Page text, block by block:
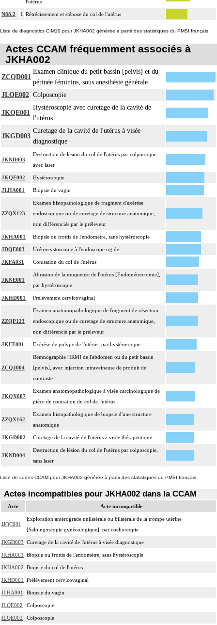
l'utérus
N88.2 1 Rétrécissement et sténose du col de l'utérus
Liste de diagnostics CIM10 pour JKHA002 générée à partir des statistiques du PMSI français
Actes CCAM fréquemment associés à
JKHA002
ZCQD001
Examen clinique du petit bassin [pelvis] et du
périnée féminins, sous anesthésie générale
JLQE002 Colposcopie
JKQE001
Hystéroscopie avec curetage de la cavité de
l'utérus
JKGD003
Curetage de la cavité de l'utérus à visée
diagnostique
JKND003
Destruction de lésion du col de l'utérus par colposcopie,
avec laser
JKQE002 Hystéroscopie
JLHA001 Biopsie du vagin
ZZQX123
Examen histopathologique de fragment d'exérèse
endoscopique ou de curetage de structure anatomique,
non différenciés par le préleveur
JKHA001 Biopsie ou frottis de l'endomètre, sans hystéroscopie
JDQE003 Urétrocystoscopie à l'endoscope rigide
JKFA031 Conisation du col de l'utérus
JKNE001
Abrasion de la muqueuse de l'utérus [Endométrectomie],
par hystéroscopie
JKHD001 Prélèvement cervicovaginal
ZZQP123
Examen anatomopathologique de fragment de résection
endoscopique ou de curetage de structure anatomique,
non différencié par le préleveur
JKFE001 Exérèse de polype de l'utérus, par hystéroscopie
ZCQJ004
Remnographie [IRM] de l'abdomen ou du petit bassin
[pelvis], avec injection intraveineuse de produit de
contraste
JKQX007
Examen anatomopathologique à visée carcinologique de
pièce de conisation du col de l'utérus
ZZQX162
Examen histopathologique de biopsie d'une structure
anatomique
JKGD002 Curetage de la cavité de l'utérus à visée thérapeutique
JKND004
Destruction de lésion du col de l'utérus par colposcopie,
sans laser
Liste de codes CCAM pour JKHA002 générée à partir des statistiques du PMSI français
Actes incompatibles pour JKHA002 dans la CCAM
Acte Acte incompatible
JJQC001
Exploration antérograde unilatérale ou bilatérale de la trompe utérine
[Salpingoscopie gynécologique], par coelioscopie
JKGD003 Curetage de la cavité de l'utérus à visée diagnostique
JKHA001 Biopsie ou frottis de l'endomètre, sans hystéroscopie
JKHA002 Biopsie du col de l'utérus
JKHD001 Prélèvement cervicovaginal
JLHA001 Biopsie du vagin
JLQE002 Colposcopie
JLQE002 Colposcopie